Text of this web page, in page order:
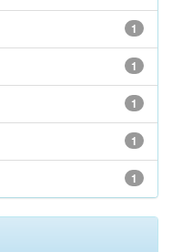
1
1
1
1
1